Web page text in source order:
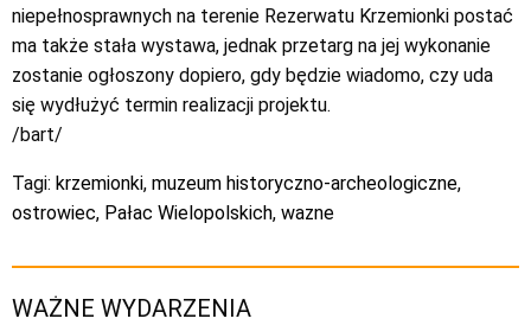
niepełnosprawnych na terenie Rezerwatu Krzemionki postać
ma także stała wystawa, jednak przetarg na jej wykonanie
zostanie ogłoszony dopiero, gdy będzie wiadomo, czy uda
się wydłużyć termin realizacji projektu.
/bart/
Tagi: krzemionki, muzeum historyczno-archeologiczne,
ostrowiec, Pałac Wielopolskich, wazne
WAŻNE WYDARZENIA